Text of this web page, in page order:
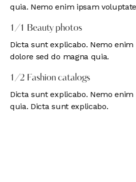
quia. Nemo enim ipsam
1/1 Beauty photos
Dicta sunt explicabo. Nemo
dolore sed do magna quia.
1/2 Fashion catalogs
Dicta sunt explicabo. Nemo
quia. Dicta sunt explicabo.